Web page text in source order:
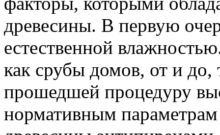
древесины. В первую
естественной
как срубы домов, от и до,
прошедшей процедуру
нормативным